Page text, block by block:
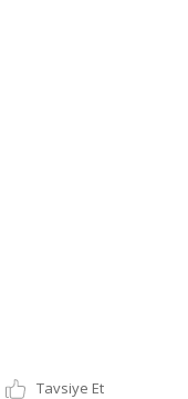
Tavsiye Et